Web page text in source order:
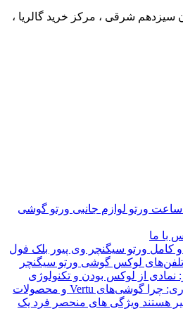
سیزدهم شرقی ، مرکز خرید گالریا ،
ساعت ورتو لوازم جانبی ورتو گوشی
با ما
کامل ورتو سیگنچر وی پیور بلک فول
تلفن‌های لوکس گوشی ورتو سیگنچر
از لوکس بودن و تکنولوژی
دنیای لوکس و فناوری: چرا گوشی‌های Vertu و محصولات
هستند ویژگی های منحصر فرد یک